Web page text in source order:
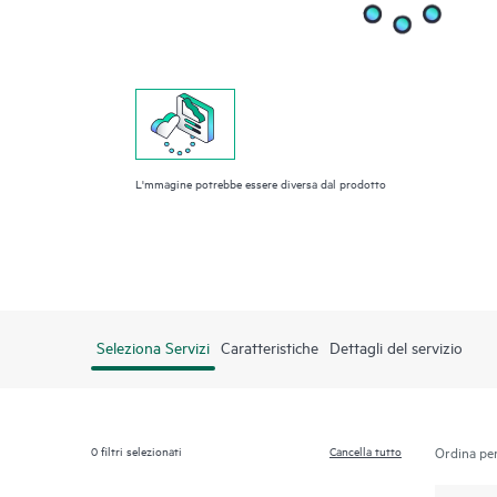
L'mmagine potrebbe essere diversa dal prodotto
Seleziona Servizi Caratteristiche Dettagli del servizio
0filtri selezionati Cancella tutto Ordina